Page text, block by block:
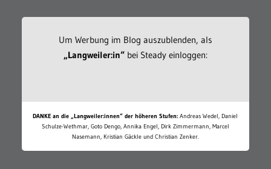
Um Werbung im Blog auszublenden, als
„Langweiler:in“bei Steady einloggen:
DANKE an die „Langweiler:innen“ der höheren Stufen: Andreas Wedel, Daniel
Schulze-Wethmar, Goto Dengo, Annika Engel, Dirk Zimmermann, Marcel
Nasemann, Kristian Gäckle und Christian Zenker.